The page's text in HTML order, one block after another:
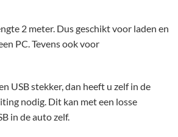
2 meter. Dus geschikt voor laden en
PC. Tevens ook voor
USB stekker, dan heeft u zelf in de
nodig. Dit kan met een losse
in de auto zelf.